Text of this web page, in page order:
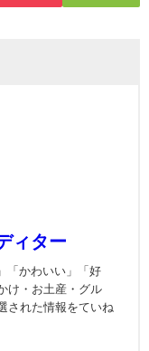
ィター
「かわいい」「好
け・お土産・グル
された情報をていね